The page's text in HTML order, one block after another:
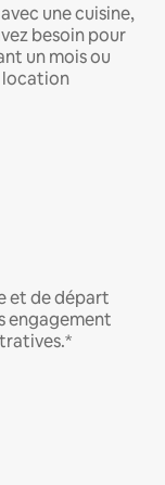
une cuisine,
besoin pour
un mois ou
location
et de départ
engagement